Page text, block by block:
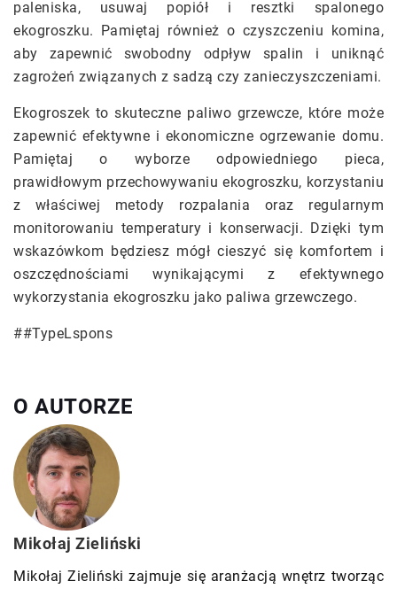
paleniska, usuwaj popiół i resztki spalonego
ekogroszku. Pamiętaj również o czyszczeniu komina,
aby zapewnić swobodny odpływ spalin i uniknąć
zagrożeń związanych z sadzą czy zanieczyszczeniami.
Ekogroszek to skuteczne paliwo grzewcze, które może
zapewnić efektywne i ekonomiczne ogrzewanie domu.
Pamiętaj o wyborze odpowiedniego pieca,
prawidłowym przechowywaniu ekogroszku, korzystaniu
z właściwej metody rozpalania oraz regularnym
monitorowaniu temperatury i konserwacji. Dzięki tym
wskazówkom będziesz mógł cieszyć się komfortem i
oszczędnościami wynikającymi z efektywnego
wykorzystania ekogroszku jako paliwa grzewczego.
##TypeLspons
O AUTORZE
Mikołaj Zieliński
Mikołaj Zieliński zajmuje się aranżacją wnętrz tworząc